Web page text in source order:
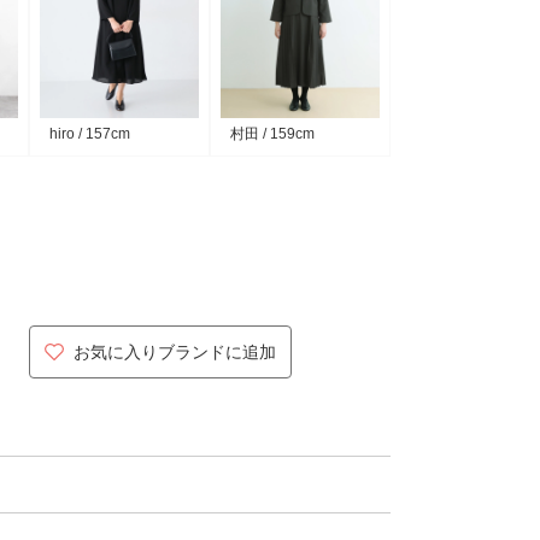
hiro / 157cm 村田 / 159cm
お気に入りブランドに追加